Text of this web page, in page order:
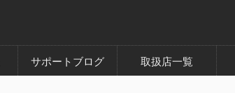
サポートブログ 取扱店一覧